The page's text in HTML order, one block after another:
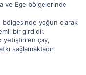
ve Ege bölgelerinde
bölgesinde yoğun olarak
bir girdidir.
yetiştirilen çay,
sağlamaktadır.